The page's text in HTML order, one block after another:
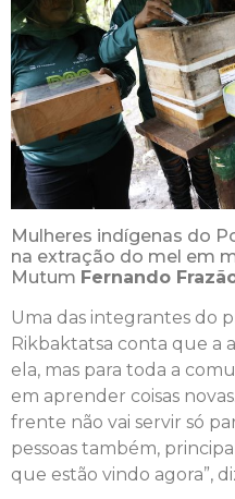
Mulheres indígenas do
na extração do mel em
Mutum Fernando
Uma das integrantes do
Rikbaktatsa conta que a
ela, mas para toda a
em aprender coisas
frente não vai servir só
pessoas também,
que estão vindo agora”,